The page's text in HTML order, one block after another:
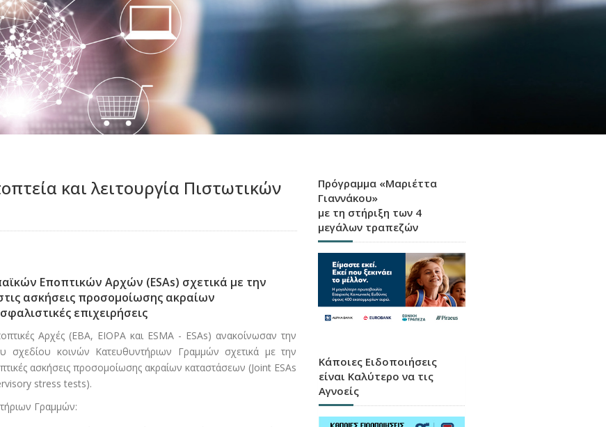
και λειτουργία Πιστωτικών
Εποπτικών Αρχών (ESAs) σχετικά με την
ασκήσεις προσομοίωσης ακραίων
επιχειρήσεις
Αρχές (ΕΒΑ, ΕΙΟΡΑ και ESMA - ESAs) ανακοίνωσαν την
σχεδίου κοινών Κατευθυντήριων Γραμμών σχετικά με την
ασκήσεις προσομοίωσης ακραίων καταστάσεων (Joint ESAs
stress tests).
Γραμμών:
Πρόγραμμα «Μαριέττα
Γιαννάκου»
με τη στήριξη των 4
μεγάλων τραπεζών
Κάποιες Ειδοποιήσεις
είναι Καλύτερο να τις
Αγνοείς